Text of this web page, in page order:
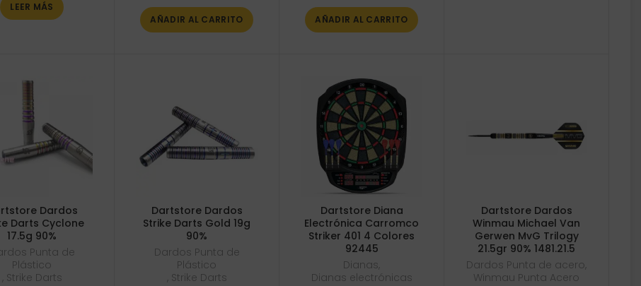
LEER MÁS
AÑADIR AL CARRITO AÑADIR AL CARRITO
Dardos
Darts Cyclone
17.5g 90%
Punta de
Plástico
, Strike Darts
Dartstore Dardos
Strike Darts Gold 19g
90%
Dardos Punta de
Plástico
, Strike Darts
Dartstore Diana
Electrónica Carromco
Striker 401 4 Colores
92445
Dianas,
Dianas electrónicas
Dartstore Dardos
Winmau Michael Van
Gerwen MvG Trilogy
21.5gr 90% 1481.21.5
Dardos Punta de acero,
Winmau Punta Acero